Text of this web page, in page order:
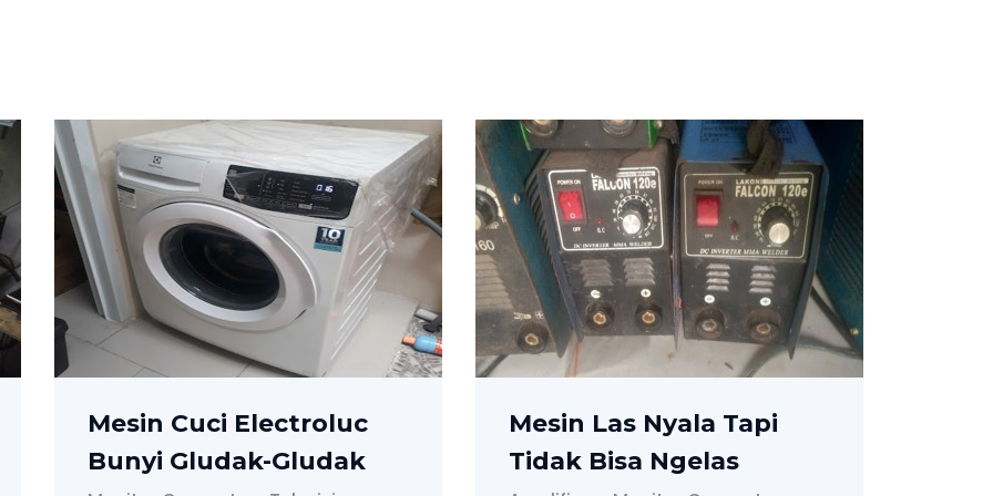
Mesin Las Nyala Tapi
Tidak Bisa Ngelas
Hisense 65 Inch Ganti
Backlight
Amplifiers Monitor Computer
Television